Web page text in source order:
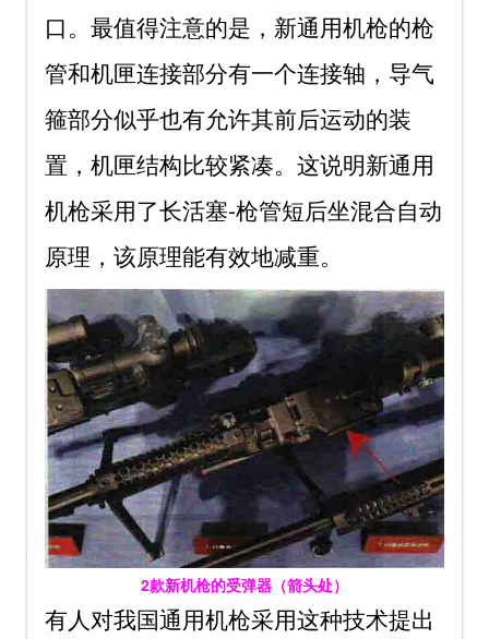
口。最值得注意的是，新通用机枪的枪
管和机匣连接部分有一个连接轴，导气
箍部分似乎也有允许其前后运动的装
置，机匣结构比较紧凑。这说明新通用
机枪采用了长活塞-枪管短后坐混合自动
原理，该原理能有效地减重。
2款新机枪的受弹器（箭头处）
有人对我国通用机枪采用这种技术提出